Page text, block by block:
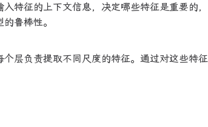
特征的上下文信息，决定哪些特征是重要的，
鲁棒性。
层负责提取不同尺度的特征。通过对这些特征